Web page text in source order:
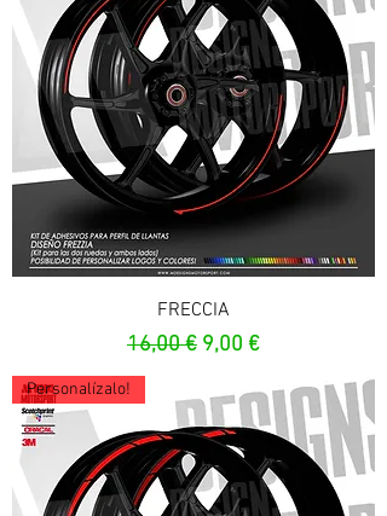
FRECCIA
Prezzo regolare
16,00 € Prezzo scontato
9,00 €
Personalízalo!